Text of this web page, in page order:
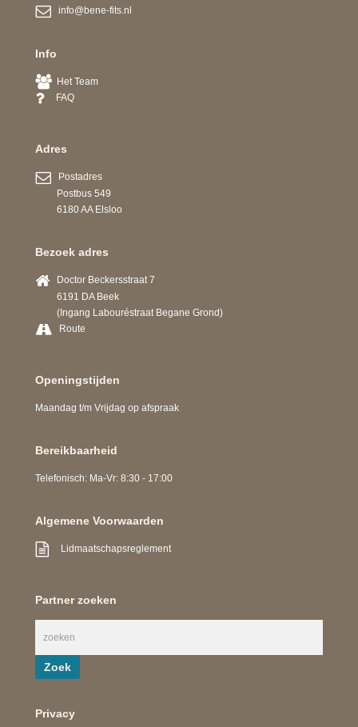
info@bene-fits.nl
Info
Het Team
FAQ
Adres
Postadres
Postbus 549
6180 AA Elsloo
Bezoek adres
Doctor Beckersstraat 7
6191 DA Beek
(Ingang Labouréstraat Begane Grond)
Route
Openingstijden
Maandag t/m Vrijdag op afspraak
Bereikbaarheid
Telefonisch: Ma-Vr: 8:30 - 17:00
Algemene Voorwaarden
Lidmaatschapsreglement
Partner zoeken
Privacy